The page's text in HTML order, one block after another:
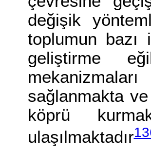
değişik
toplumun bazı
geliştirme
sağlanmakta
köprü
ulaşılmaktadır